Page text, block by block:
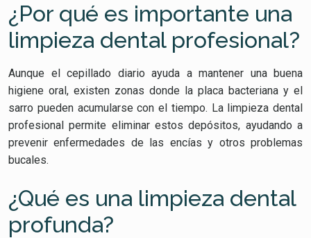
¿Por qué es importante una
limpieza dental profesional?
Aunque el cepillado diario ayuda a mantener una buena
higiene oral, existen zonas donde la placa bacteriana y el
sarro pueden acumularse con el tiempo. La limpieza dental
profesional permite eliminar estos depósitos, ayudando a
prevenir enfermedades de las encías y otros problemas
bucales.
¿Qué es una limpieza dental
profunda?